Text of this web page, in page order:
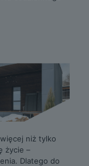
niż tylko
życie –
Dlatego do